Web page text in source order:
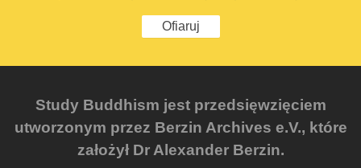
Ofiaruj
Study Buddhism jest przedsięwzięciem
utworzonym przez Berzin Archives e.V., które
założył Dr Alexander Berzin.